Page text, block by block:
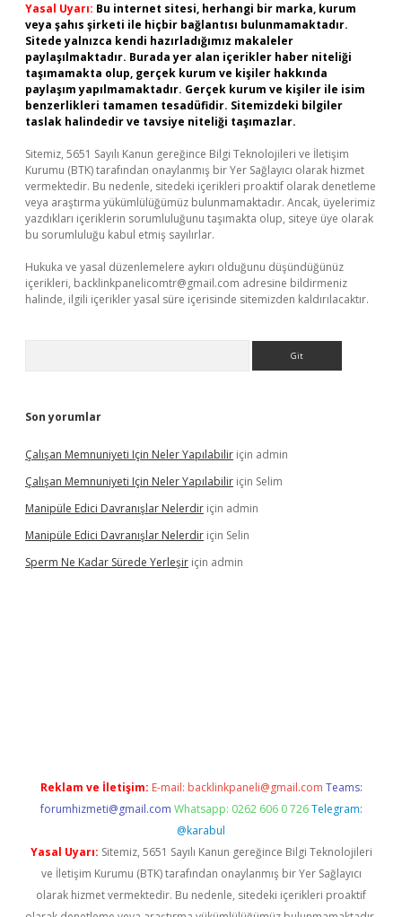
Yasal Uyarı: Bu internet sitesi, herhangi bir marka, kurum
veya şahıs şirketi ile hiçbir bağlantısı bulunmamaktadır.
Sitede yalnızca kendi hazırladığımız makaleler
paylaşılmaktadır. Burada yer alan içerikler haber niteliği
taşımamakta olup, gerçek kurum ve kişiler hakkında
paylaşım yapılmamaktadır. Gerçek kurum ve kişiler ile isim
benzerlikleri tamamen tesadüfidir. Sitemizdeki bilgiler
taslak halindedir ve tavsiye niteliği taşımazlar.
Sitemiz, 5651 Sayılı Kanun gereğince Bilgi Teknolojileri ve İletişim
Kurumu (BTK) tarafından onaylanmış bir Yer Sağlayıcı olarak hizmet
vermektedir. Bu nedenle, sitedeki içerikleri proaktif olarak denetleme
veya araştırma yükümlülüğümüz bulunmamaktadır. Ancak, üyelerimiz
yazdıkları içeriklerin sorumluluğunu taşımakta olup, siteye üye olarak
bu sorumluluğu kabul etmiş sayılırlar.
Hukuka ve yasal düzenlemelere aykırı olduğunu düşündüğünüz
içerikleri, backlinkpanelicomtr@gmail.com adresine bildirmeniz
halinde, ilgili içerikler yasal süre içerisinde sitemizden kaldırılacaktır.
Son yorumlar
Çalışan Memnuniyeti Için Neler Yapılabilir için admin
Çalışan Memnuniyeti Için Neler Yapılabilir için Selim
Manipüle Edici Davranışlar Nelerdir için admin
Manipüle Edici Davranışlar Nelerdir için Selin
Sperm Ne Kadar Sürede Yerleşir için admin
Reklam ve İletişim: E-mail: backlinkpaneli@gmail.com Teams:
forumhizmeti@gmail.com Whatsapp: 0262 606 0 726 Telegram:
@karabul
Yasal Uyarı: Sitemiz, 5651 Sayılı Kanun gereğince Bilgi Teknolojileri
ve İletişim Kurumu (BTK) tarafından onaylanmış bir Yer Sağlayıcı
olarak hizmet vermektedir. Bu nedenle, sitedeki içerikleri proaktif